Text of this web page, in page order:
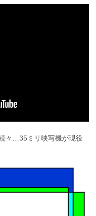
々…35ミリ映写機が現役